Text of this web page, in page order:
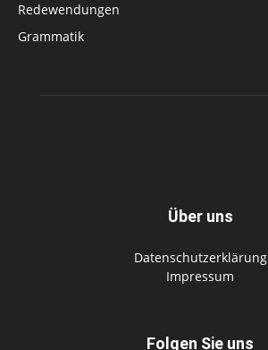
Redewendungen
Grammatik
Über uns
Datenschutzerklärung
Impressum
Folgen Sie uns